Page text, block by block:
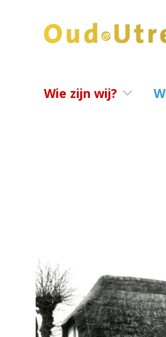
Wie zijn wij?